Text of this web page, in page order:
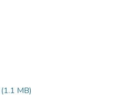
(1.1 MB)